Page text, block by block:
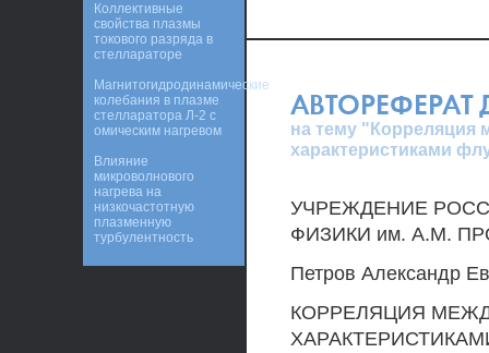
АВТОРЕФЕРАТ
на тему "Корреляция
характеристиками
УЧРЕЖДЕНИЕ
ФИЗИКИ им. A.M.
Петров Александр
КОРРЕЛЯЦИЯ
Коллективные
свойства плазмы
токового разряда в
стеллараторе
Магнитогидродинамические
колебания в плазме
стелларатора Л-2 с
омическим нагревом
Влияние
микроволнового
нагрева на
низкочастотную
плазменную
турбулентность